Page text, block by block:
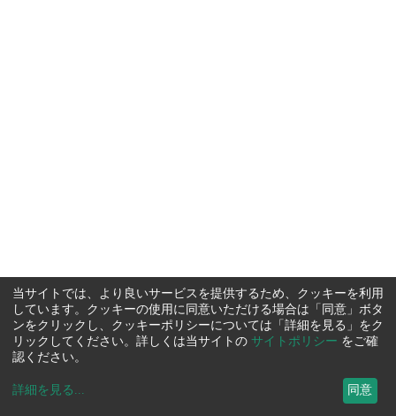
当サイトでは、より良いサービスを提供するため、クッキーを利用
しています。クッキーの使用に同意いただける場合は「同意」ボタ
ンをクリックし、クッキーポリシーについては「詳細を見る」をク
リックしてください。詳しくは当サイトの サイトポリシー をご確
認ください。
詳細を見る ... 同意